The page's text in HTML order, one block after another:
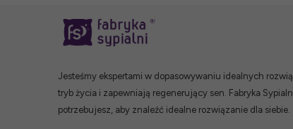
Jesteśmy ekspertami w dopasowywaniu idealnych
tryb życia i zapewniają regenerujący sen. Fabryka
potrzebujesz, aby znaleźć idealne rozwiązanie dla siebie.